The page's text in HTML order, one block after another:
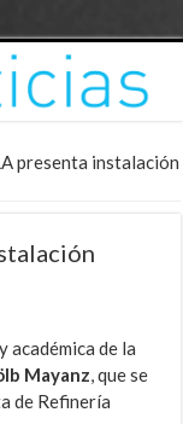
presenta instalación
de la
Mayanz, que se
de Refinería